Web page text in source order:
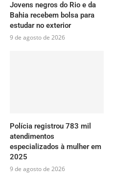
Jovens negros do Rio e da
Bahia recebem bolsa para
estudar no exterior
9 de agosto de 2026
Polícia registrou 783 mil
atendimentos
especializados à mulher em
2025
9 de agosto de 2026